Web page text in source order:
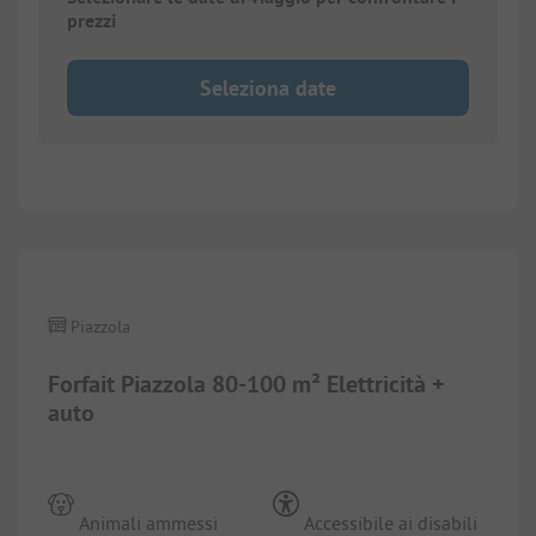
prezzi
Seleziona date
Forfait Piazzola 80-100 m² Elettricità +
auto
Piazzola
Animali ammessi Accessibile ai disabili